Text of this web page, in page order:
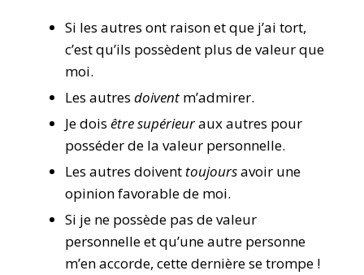
Si les autres ont raison et que j’ai tort,
c’est qu’ils possèdent plus de valeur que
moi.
Les autres doivent m’admirer.
Je dois être supérieuraux autres pour
posséder de la valeur personnelle.
Les autres doivent toujoursavoir une
opinion favorable de moi.
Si je ne possède pas de valeur
personnelle et qu’une autre personne
m’en accorde, cette dernière se trompe !